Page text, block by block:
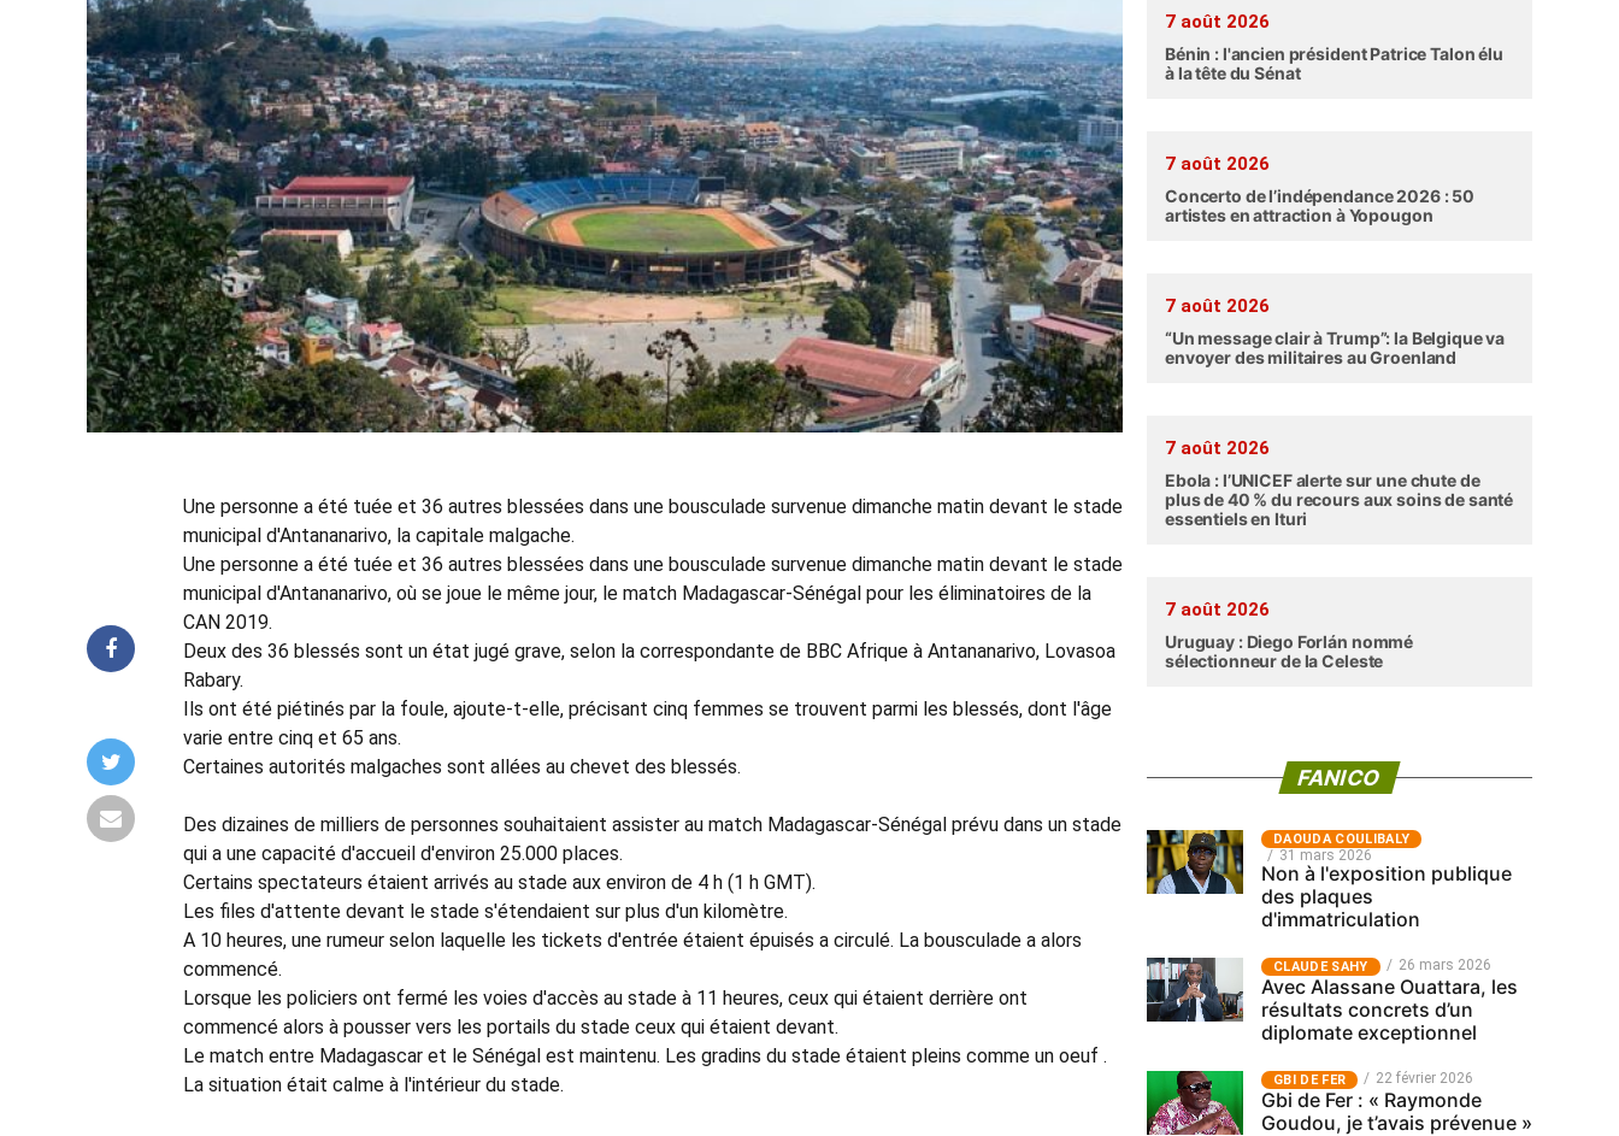
Une personne a été tuée et 36 autres blessées dans une bousculade survenue dimanche matin devant le stade
municipal d'Antananarivo, la capitale malgache.
Une personne a été tuée et 36 autres blessées dans une bousculade survenue dimanche matin devant le stade
municipal d'Antananarivo, où se joue le même jour, le match Madagascar-Sénégal pour les éliminatoires de la
CAN 2019.
Deux des 36 blessés sont un état jugé grave, selon la correspondante de BBC Afrique à Antananarivo, Lovasoa
Rabary.
Ils ont été piétinés par la foule, ajoute-t-elle, précisant cinq femmes se trouvent parmi les blessés, dont l'âge
varie entre cinq et 65 ans.
Certaines autorités malgaches sont allées au chevet des blessés.
Des dizaines de milliers de personnes souhaitaient assister au match Madagascar-Sénégal prévu dans un stade
qui a une capacité d'accueil d'environ 25.000 places.
Certains spectateurs étaient arrivés au stade aux environ de 4 h (1 h GMT).
Les files d'attente devant le stade s'étendaient sur plus d'un kilomètre.
A 10 heures, une rumeur selon laquelle les tickets d'entrée étaient épuisés a circulé. La bousculade a alors
commencé.
Lorsque les policiers ont fermé les voies d'accès au stade à 11 heures, ceux qui étaient derrière ont
commencé alors à pousser vers les portails du stade ceux qui étaient devant.
Le match entre Madagascar et le Sénégal est maintenu. Les gradins du stade étaient pleins comme un oeuf .
La situation était calme à l'intérieur du stade.
7 août 2026
Bénin : l'ancien président Patrice Talon élu
à la tête du Sénat
7 août 2026
Concerto de l’indépendance 2026 : 50
artistes en attraction à Yopougon
7 août 2026
“Un message clair à Trump”: la Belgique va
envoyer des militaires au Groenland
7 août 2026
Ebola : l’UNICEF alerte sur une chute de
plus de 40 % du recours aux soins de santé
essentiels en Ituri
7 août 2026
Uruguay : Diego Forlán nommé
sélectionneur de la Celeste
FANICO
‎DAOUDA COULIBALY
31 mars 2026
Non à l'exposition publique
des plaques
d'immatriculation
CLAUDE SAHY 26 mars 2026
Avec Alassane Ouattara, les
résultats concrets d’un
diplomate exceptionnel
GBI DE FER 22 février 2026
Gbi de Fer : « Raymonde
Goudou, je t’avais prévenue »